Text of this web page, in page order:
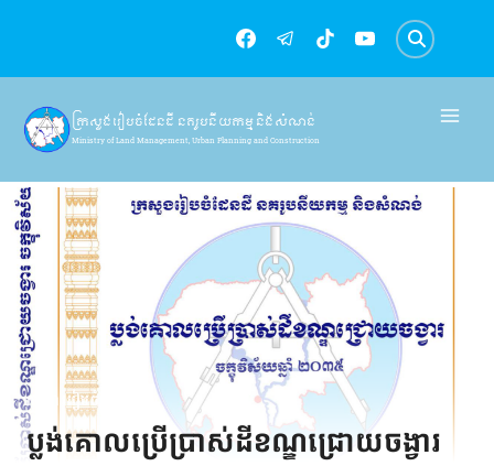
content
ក្រសួងរៀបចំដែនដី នគរូបនីយកម្ម និងសំណង់
Ministry of Land Management, Urban Planning and Construction
ការងាររៀបចំដែនដី
ប្លង់គោលប្រើប្រាស់ដីខណ្ឌជ្រោយចង្វារ